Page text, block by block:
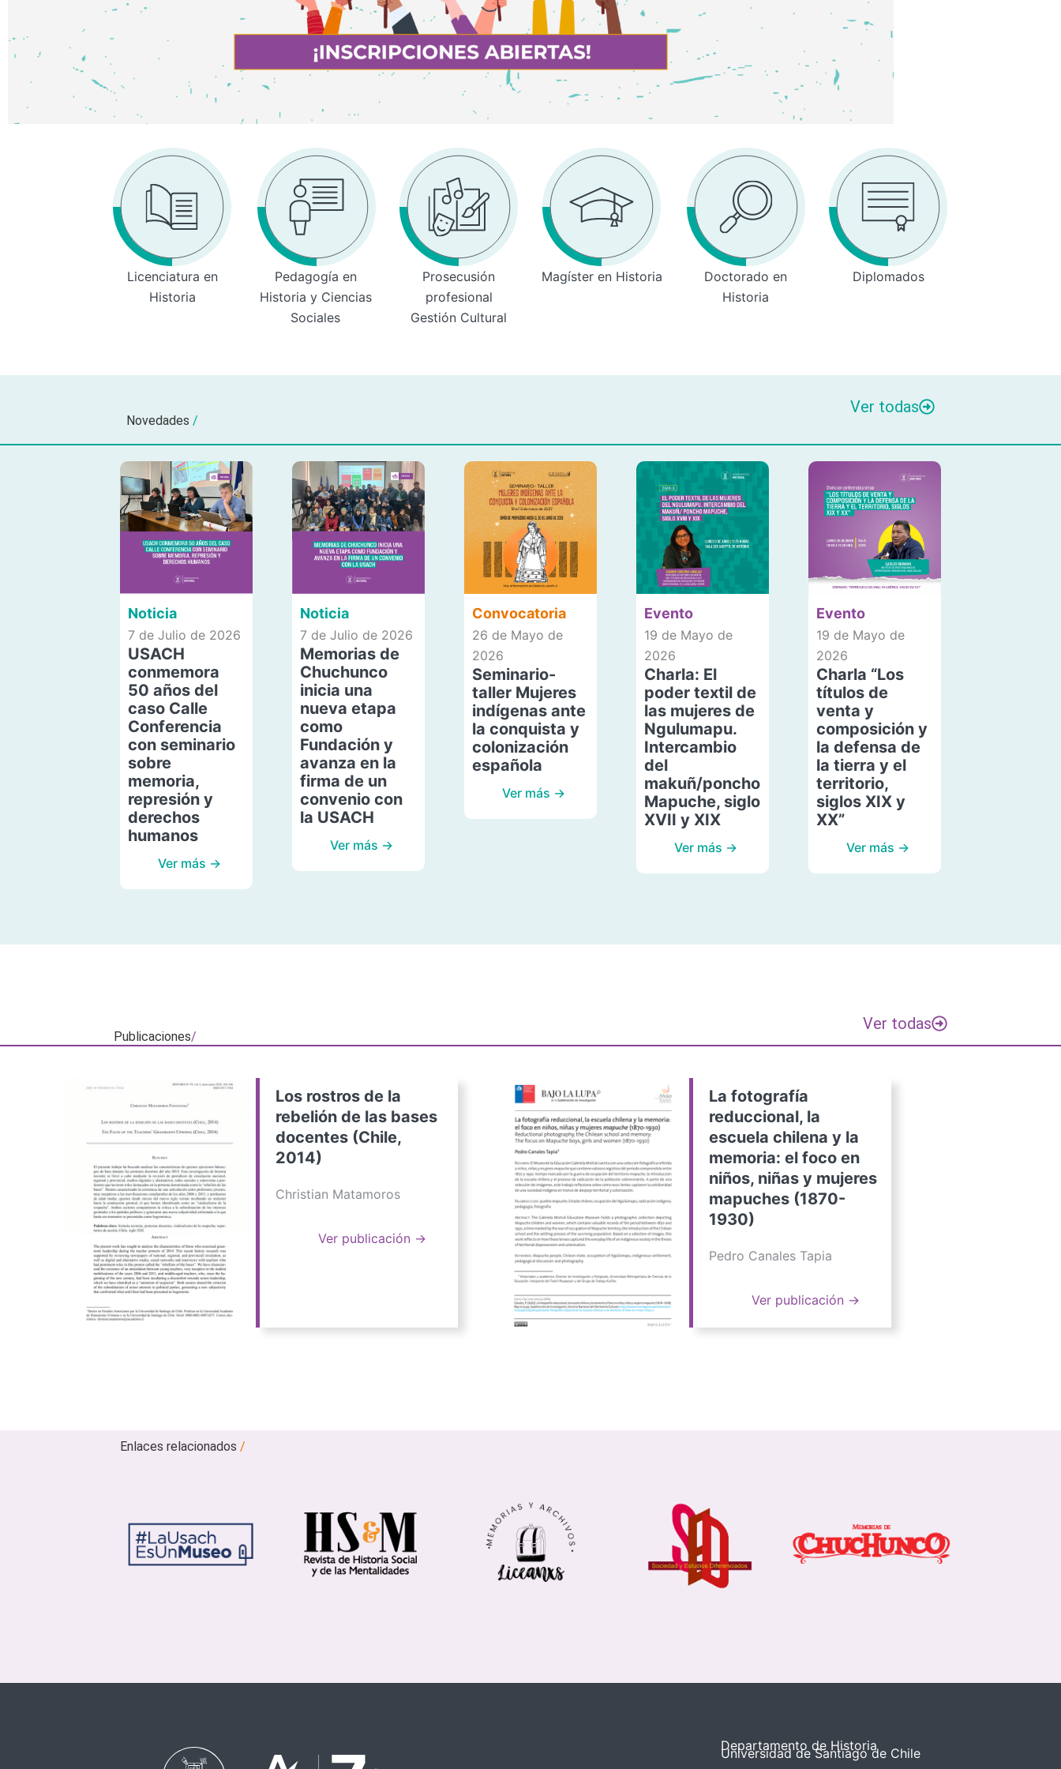
Licenciatura en
Historia
Pedagogía en
Historia y Ciencias
Sociales
Prosecusión
profesional
Gestión Cultural
Magíster en Historia
Doctorado en
Historia
Diplomados
Novedades /
Ver todas
Noticia
7 de Julio de 2026
USACH
conmemora
50 años del
caso Calle
Conferencia
con seminario
sobre
memoria,
represión y
derechos
humanos
Ver más →
Noticia
7 de Julio de 2026
Memorias de
Chuchunco
inicia una
nueva etapa
como
Fundación y
avanza en la
firma de un
convenio con
la USACH
Ver más →
Convocatoria
26 de Mayo de
2026
Seminario-
taller Mujeres
indígenas ante
la conquista y
colonización
española
Ver más →
Evento
19 de Mayo de
2026
Charla: El
poder textil de
las mujeres de
Ngulumapu.
Intercambio
del
makuñ/poncho
Mapuche, siglo
XVII y XIX
Ver más →
Evento
19 de Mayo de
2026
Charla “Los
títulos de
venta y
composición y
la defensa de
la tierra y el
territorio,
siglos XIX y
XX”
Ver más →
Publicaciones/
Ver todas
Los rostros de la
rebelión de las bases
docentes (Chile,
2014)
Christian Matamoros
Ver publicación →
La fotografía
reduccional, la
escuela chilena y la
memoria: el foco en
niños, niñas y mujeres
mapuches (1870-
1930)
Pedro Canales Tapia
Ver publicación →
Enlaces relacionados/
Departamento de Historia
Universidad de Santiago de Chile